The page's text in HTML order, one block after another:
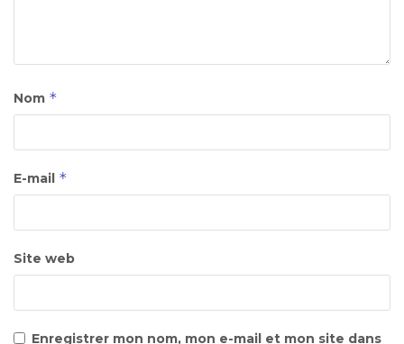
Nom *
E-mail *
Site web
Enregistrer mon nom, mon e-mail et mon site dans